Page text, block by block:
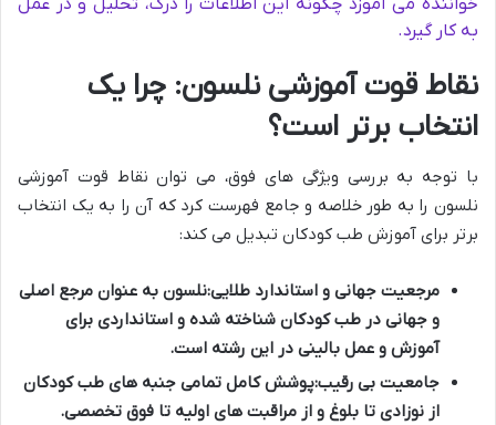
به کار گیرد.
نقاط قوت آموزشی نلسون: چرا یک
انتخاب برتر است؟
با توجه به بررسی ویژگی های فوق، می توان نقاط قوت آموزشی
نلسون را به طور خلاصه و جامع فهرست کرد که آن را به یک انتخاب
برتر برای آموزش طب کودکان تبدیل می کند:
مرجعیت جهانی و استاندارد طلایی:نلسون به عنوان مرجع اصلی
و جهانی در طب کودکان شناخته شده و استانداردی برای
آموزش و عمل بالینی در این رشته است.
جامعیت بی رقیب:پوشش کامل تمامی جنبه های طب کودکان
از نوزادی تا بلوغ و از مراقبت های اولیه تا فوق تخصصی.